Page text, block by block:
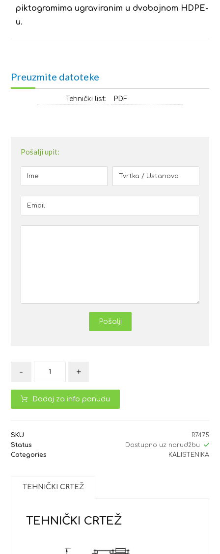
piktogramima ugraviranim u dvobojnom HDPE-
u.
Preuzmite datoteke
Tehnički list: PDF
Pošalji upit:
Pošalji
- +
Dodaj za info ponudu
SKU
R7475
Status
Dostupno uz narudžbu
Categories
KALISTENIKA
TEHNIČKI CRTEŽ
TEHNIČKI CRTEŽ